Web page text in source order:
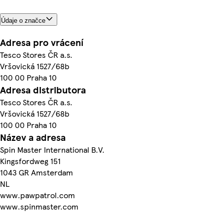
Údaje o značce
Adresa pro vrácení
Tesco Stores ČR a.s.
Vršovická 1527/68b
100 00 Praha 10
Adresa distributora
Tesco Stores ČR a.s.
Vršovická 1527/68b
100 00 Praha 10
Název a adresa
Spin Master International B.V.
Kingsfordweg 151
1043 GR Amsterdam
NL
www.pawpatrol.com
www.spinmaster.com